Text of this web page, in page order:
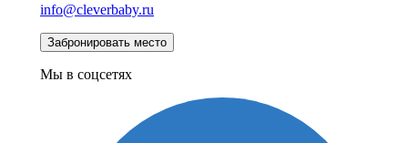
info@cleverbaby.ru
Мы в соцсетях